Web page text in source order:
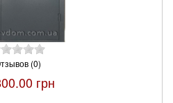
(0)
грн